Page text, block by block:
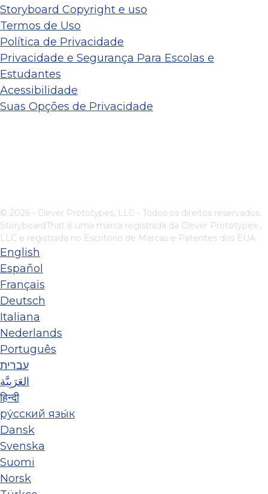
Storyboard Copyright e uso
Termos de Uso
Política de Privacidade
Privacidade e Segurança Para Escolas e
Estudantes
Acessibilidade
Suas Opções de Privacidade
© 2026 - Clever Prototypes, LLC - Todos os direitos reservados.
StoryboardThat é uma marca registrada da Clever Prototypes ,
LLC e registrada no Escritório de Marcas e Patentes dos EUA
English
Español
Français
Deutsch
Italiana
Nederlands
Português
עברית
العَرَبِيَّة
हिन्दी
ру́сский язы́к
Dansk
Svenska
Suomi
Norsk